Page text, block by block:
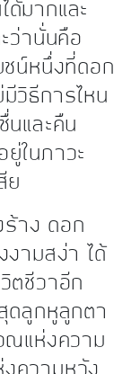
มากและ
ว่านั่นคือ
ชน์หนึ่งที่ดอก
วิธีการไหน
นและคืน
ในภาวะ
ย
าง ดอก
งามสง่า ได้
ตชีวาอีก
ดลูกหูลูกตา
ณแห่งความ
ความหวัง